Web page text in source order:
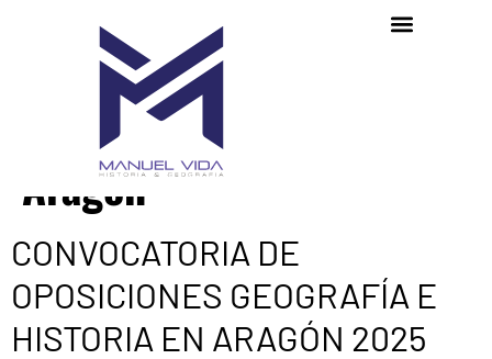
Etiqueta: oposiciones
Aragón
CONVOCATORIA DE
OPOSICIONES GEOGRAFÍA E
HISTORIA EN ARAGÓN 2025